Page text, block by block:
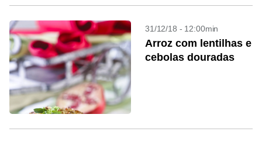
31/12/18 - 12:00min
Arroz com lentilhas e
cebolas douradas